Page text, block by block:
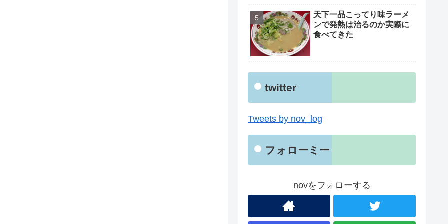
天下一品こってり味ラーメ
ンで発熱は治るのか実際に
食べてきた
twitter
Tweets by nov_log
フォローミー
novをフォローする